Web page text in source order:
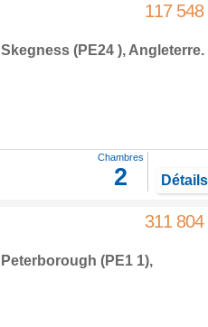
117 548
Skegness(PE24 ), Angleterre.
Chambres
2 Détails
311 804
Peterborough (PE1 1),